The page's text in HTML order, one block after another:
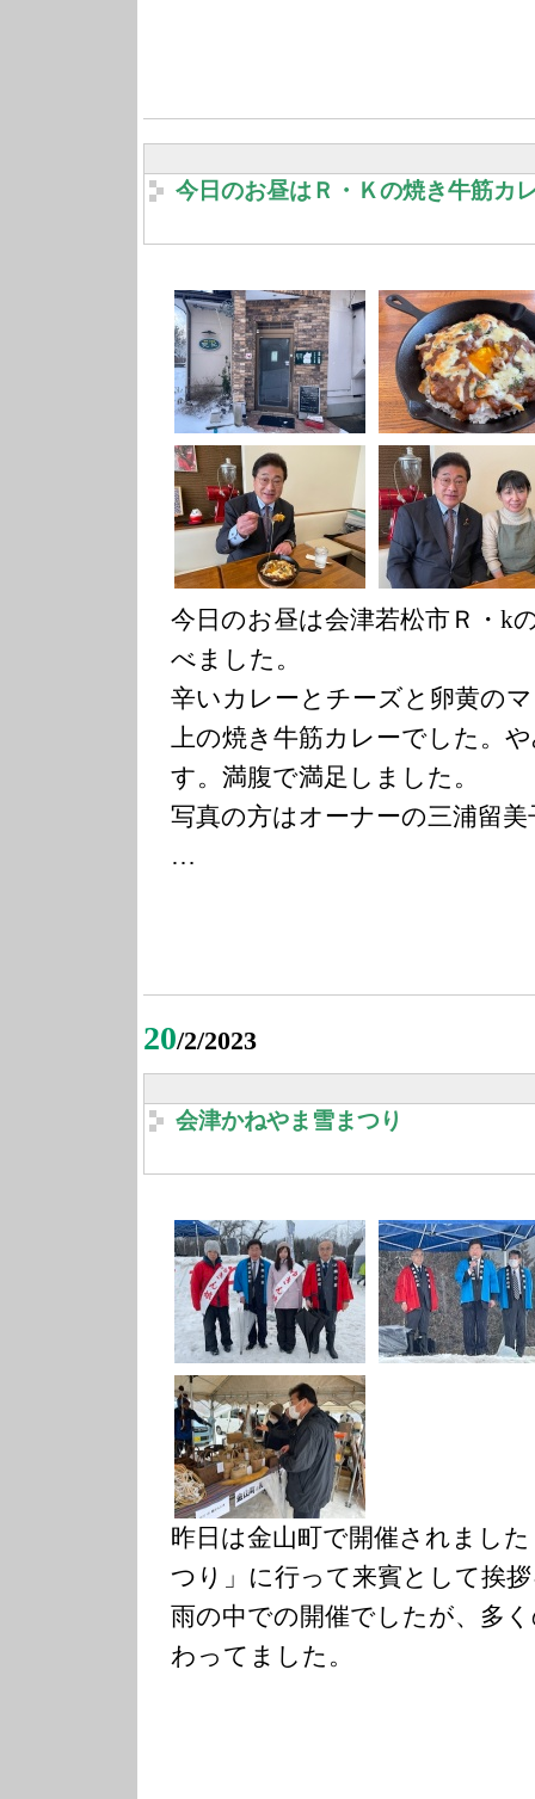
今日のお昼はＲ・Ｋの焼き牛筋カ
今日のお昼は会津若松市Ｒ・k
べました。
辛いカレーとチーズと卵黄の
上の焼き牛筋カレーでした。
す。満腹で満足しました。
写真の方はオーナーの三浦留
…
20/2/2023
会津かねやま雪まつり
昨日は金山町で開催されまし
つり」に行って来賓として挨
雨の中での開催でしたが、多
わってました。